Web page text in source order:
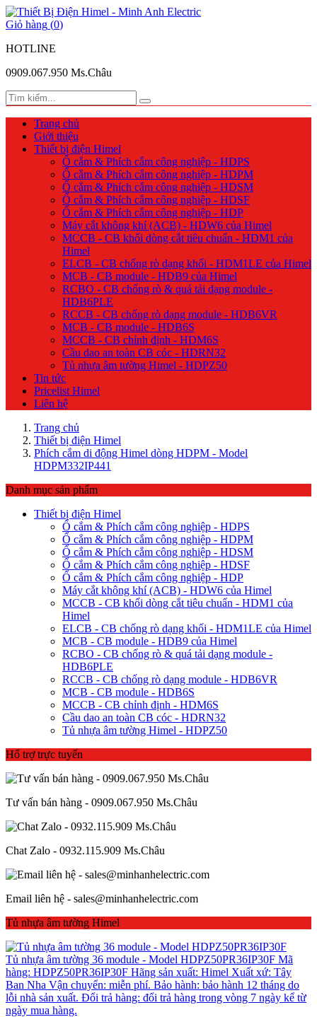
Giỏ hàng (0)
HOTLINE
0909.067.950 Ms.Châu
Trang chủ
Giới thiệu
Thiết bị điện Himel
Ổ cắm & Phích cắm công nghiệp - HDPS
Ổ cắm & Phích cắm công nghiệp - HDPM
Ổ cắm & Phích cắm công nghiệp - HDSM
Ổ cắm & Phích cắm công nghiệp - HDSF
Ổ cắm & Phích cắm công nghiệp - HDP
Máy cắt không khí (ACB) - HDW6 của Himel
MCCB - CB khối dòng cắt tiêu chuẩn - HDM1 của
Himel
ELCB - CB chống rò dạng khối - HDM1LE của Himel
MCB - CB module - HDB9 của Himel
RCBO - CB chống rò & quá tải dạng module -
HDB6PLE
RCCB - CB chống rò dạng module - HDB6VR
MCB - CB module - HDB6S
MCCB - CB chỉnh định - HDM6S
Cầu dao an toàn CB cóc - HDRN32
Tủ nhựa âm tường Himel - HDPZ50
Tin tức
Pricelist Himel
Liên hệ
Trang chủ
Thiết bị điện Himel
Phích cắm di động Himel dòng HDPM - Model
HDPM332IP441
Danh mục sản phẩm
Thiết bị điện Himel
Ổ cắm & Phích cắm công nghiệp - HDPS
Ổ cắm & Phích cắm công nghiệp - HDPM
Ổ cắm & Phích cắm công nghiệp - HDSM
Ổ cắm & Phích cắm công nghiệp - HDSF
Ổ cắm & Phích cắm công nghiệp - HDP
Máy cắt không khí (ACB) - HDW6 của Himel
MCCB - CB khối dòng cắt tiêu chuẩn - HDM1 của
Himel
ELCB - CB chống rò dạng khối - HDM1LE của Himel
MCB - CB module - HDB9 của Himel
RCBO - CB chống rò & quá tải dạng module -
HDB6PLE
RCCB - CB chống rò dạng module - HDB6VR
MCB - CB module - HDB6S
MCCB - CB chỉnh định - HDM6S
Cầu dao an toàn CB cóc - HDRN32
Tủ nhựa âm tường Himel - HDPZ50
Hổ trợ trực tuyến
Tư vấn bán hàng - 0909.067.950 Ms.Châu
Chat Zalo - 0932.115.909 Ms.Châu
Email liên hệ - sales@minhanhelectric.com
Tủ nhựa âm tường Himel
Tủ nhựa âm tường 36 module - Model HDPZ50PR36IP30F Mã
hàng: HDPZ50PR36IP30F Hãng sản xuất: Himel Xuất xứ: Tây
Ban Nha Vận chuyển: miễn phí. Bảo hành: bảo hành 12 tháng do
lỗi nhà sản xuất. Đổi trả hàng: đổi trả hàng trong vòng 7 ngày kể từ
ngày mua hàng.